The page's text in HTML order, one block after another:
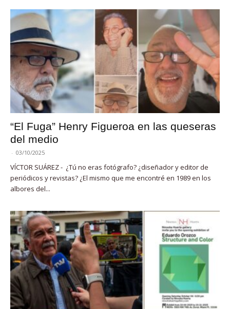
“El Fuga” Henry Figueroa en las queseras
del medio
- 03/10/2025
VÍCTOR SUÁREZ - ¿Tú no eras fotógrafo? ¿diseñador y editor de
periódicos y revistas? ¿El mismo que me encontré en 1989 en los
albores del...